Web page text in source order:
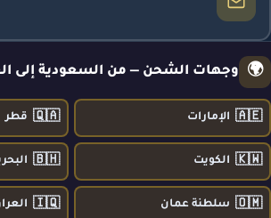
🌍 وجهات الشحن — من السعودية إلى
🇦🇪 الإمارات 🇶🇦 قطر
🇰🇼 الكويت 🇧🇭
🇴🇲 سلطنة عمان 🇮🇶